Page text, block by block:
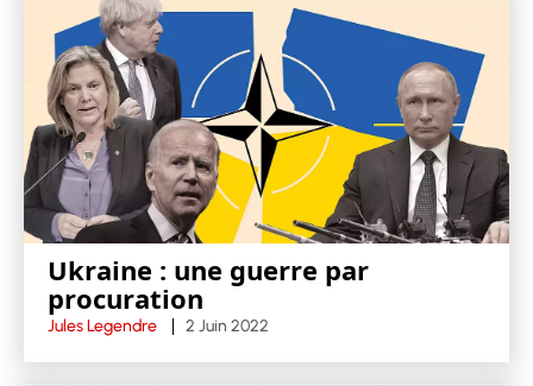
Ukraine : une guerre par
procuration
Jules Legendre 2 Juin 2022